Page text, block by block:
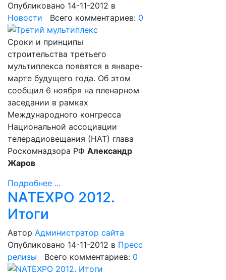
Опубликовано 14-11-2012 в
Новости Всего комментариев: 0
Сроки и принципы
строительства третьего
мультиплекса появятся в январе-
марте будущего года. Об этом
сообщил 6 ноября на пленарном
заседании в рамках
Международного конгресса
Национальной ассоциации
телерадиовещания (НАТ) глава
Роскомнадзора РФ Александр
Жаров
Подробнее ...
NATEXPO 2012.
Итоги
Автор Администратор сайта
Опубликовано 14-11-2012 в Пресс
релизы Всего комментариев: 0